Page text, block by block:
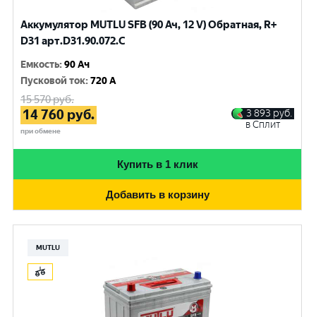
Аккумулятор MUTLU SFB (90 Ач, 12 V) Обратная, R+
D31 арт.D31.90.072.C
Емкость:90 Ач
Пусковой ток:720 A
15 570руб.
14 760 руб.
при обмене
3 893 руб.
в Сплит
Купить в 1 клик
Добавить в корзину
MUTLU